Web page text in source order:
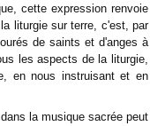
cette expression renvoie
liturgie sur terre, c'est, par
de saints et d'anges à
les aspects de la liturgie,
en nous instruisant et en
la musique sacrée peut